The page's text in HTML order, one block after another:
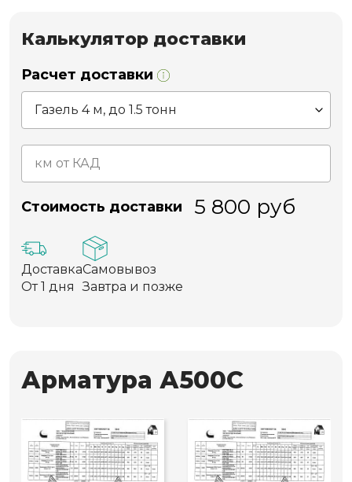
Калькулятор доставки
Расчет доставки
Стоимость доставки 5 800 руб
Доставка
От 1 дня
Самовывоз
Завтра и позже
Арматура А500С